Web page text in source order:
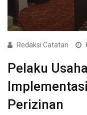
Redaksi Catatan
Pelaku
Perizinan